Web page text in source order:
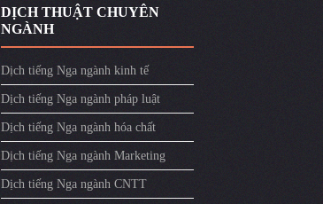
DỊCH THUẬT CHUYÊN
NGÀNH
Dịch tiếng Nga ngành kinh tế
Dịch tiếng Nga ngành pháp luật
Dịch tiếng Nga ngành hóa chất
Dịch tiếng Nga ngành Marketing
Dịch tiếng Nga ngành CNTT